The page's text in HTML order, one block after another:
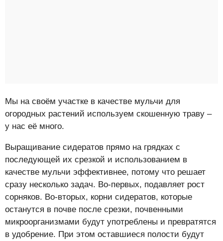
Мы на своём участке в качестве мульчи для
огородных растений используем скошенную траву –
у нас её много.
Выращивание сидератов прямо на грядках с
последующей их срезкой и использованием в
качестве мульчи эффективнее, потому что решает
сразу несколько задач. Во-первых, подавляет рост
сорняков. Во-вторых, корни сидератов, которые
останутся в почве после срезки, почвенными
микроорганизмами будут употреблены и превратятся
в удобрение. При этом оставшиеся полости будут